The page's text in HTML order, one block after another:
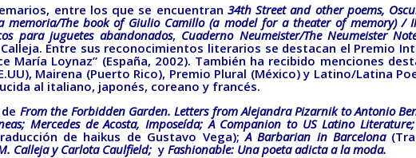
entre los que se encuentran 34th Street and other poems,
The book of Giulio Camillo (a model for a theater of memory)
para juguetes abandonados, Cuaderno Neumeister/The Neumeister
Entre sus reconocimientos literarios se destacan el Premio
María Loynaz” (España, 2002). También ha recibido menciones
Mairena (Puerto Rico), Premio Plural (México) y Latino/Latina
al italiano, japonés, coreano y francés.
From the Forbidden Garden. Letters from Alejandra Pizarnik to Antonio
Mercedes de Acosta, Imposeída; A Companion to US Latino Literature;
de haikus de Gustavo Vega);A Barbarian in Barcelona
Calleja y Carlota Caulfield;y Fashionable: Una poeta adicta a la moda.